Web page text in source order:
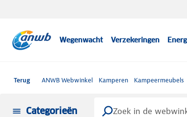
Wegenwacht Verzekeringen
Terug ANWB Webwinkel Kamperen Kampeermeubels
Categorieën